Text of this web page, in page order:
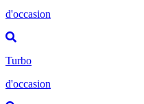
d'occasion
Turbo
d'occasion